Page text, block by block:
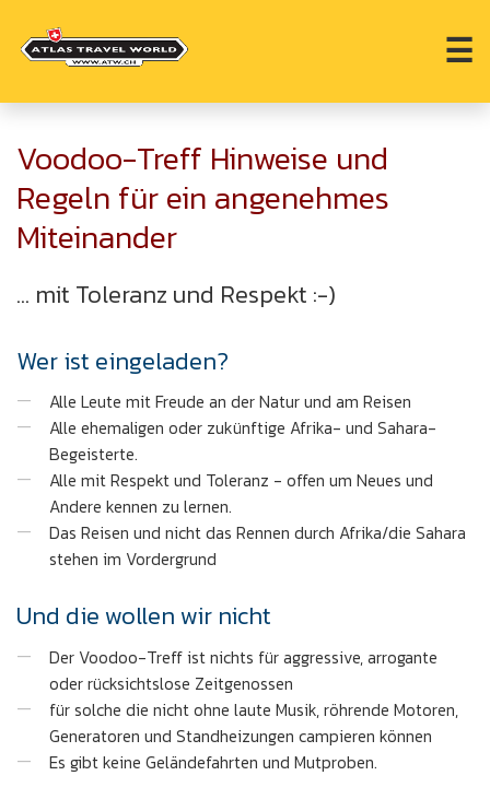
☰
Voodoo-Treff Hinweise und
Regeln für ein angenehmes
Miteinander
... mit Toleranz und Respekt :-)
Wer ist eingeladen?
Alle Leute mit Freude an der Natur und am Reisen
Alle ehemaligen oder zukünftige Afrika- und Sahara-
Begeisterte.
Alle mit Respekt und Toleranz - offen um Neues und
Andere kennen zu lernen.
Das Reisen und nicht das Rennen durch Afrika/die Sahara
stehen im Vordergrund
Und die wollen wir nicht
Der Voodoo-Treff ist nichts für aggressive, arrogante
oder rücksichtslose Zeitgenossen
für solche die nicht ohne laute Musik, röhrende Motoren,
Generatoren und Standheizungen campieren können
Es gibt keine Geländefahrten und Mutproben.